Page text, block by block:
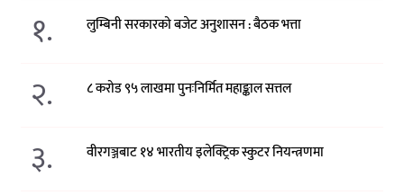
१. लुम्बिनी सरकारको बजेट अनुशासन : बैठक भत्ता
२. ८ करोड ९५ लाखमा पुनःनिर्मित महाङ्काल सत्तल
३. वीरगञ्जबाट १४ भारतीय इलेक्ट्रिक स्कुटर नियन्त्रणमा